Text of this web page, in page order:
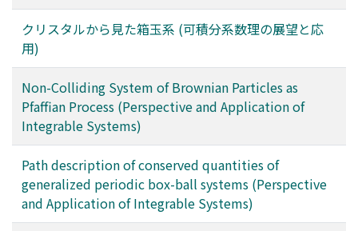
クリスタルから見た箱玉系 (可積分系数理の展望と応
用)
Non-Colliding System of Brownian Particles as
Pfaffian Process (Perspective and Application of
Integrable Systems)
Path description of conserved quantities of
generalized periodic box-ball systems (Perspective
and Application of Integrable Systems)